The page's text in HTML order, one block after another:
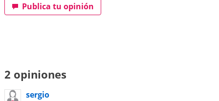
Publica tu opinión
2 opiniones
sergio